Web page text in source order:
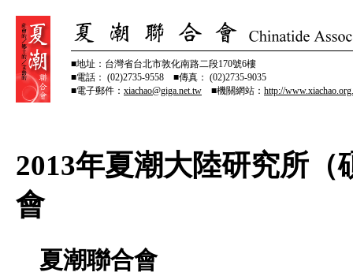
■地址：台灣省台北市敦化南路二段170號6樓
■電話： (02)2735-9558 ■傳真： (02)2735-9035
■電子郵件： xiachao@giga.net.tw ■機關網站： http://
2013年夏潮大陸研究所（
會
夏潮聯合會